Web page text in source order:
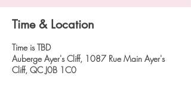
Time & Location
Time is TBD
Auberge Ayer's Cliff, 1087 Rue Main Ayer's
Cliff, QC J0B 1C0